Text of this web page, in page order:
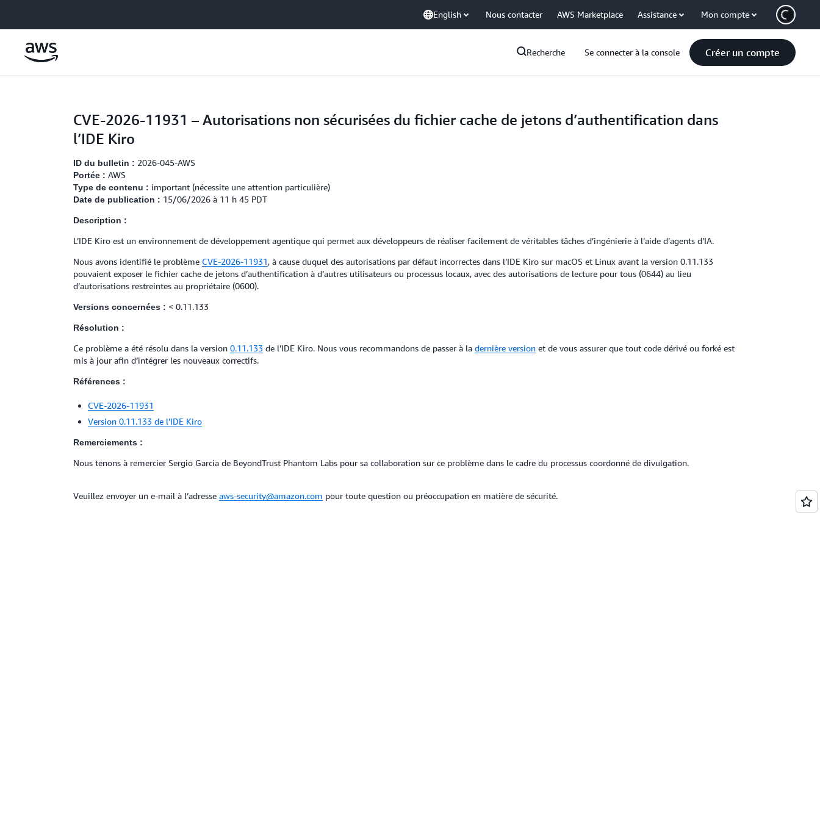
English Nous contacter AWS Marketplace Assistance Mon compte
Recherche Se connecter à la console Créer un compte
CVE-2026-11931 – Autorisations non sécurisées du fichier cache de jetons d’authentification dans
l’IDE Kiro
ID du bulletin : 2026-045-AWS
Portée : AWS
Type de contenu : important (nécessite une attention particulière)
Date de publication : 15/06/2026 à 11 h 45 PDT
Description :
L’IDE Kiro est un environnement de développement agentique qui permet aux développeurs de réaliser facilement de véritables tâches d’ingénierie à l’aide d’agents d’IA.
Nous avons identifié le problème CVE-2026-11931, à cause duquel des autorisations par défaut incorrectes dans l’IDE Kiro sur macOS et Linux avant la version 0.11.133
pouvaient exposer le fichier cache de jetons d’authentification à d’autres utilisateurs ou processus locaux, avec des autorisations de lecture pour tous (0644) au lieu
d’autorisations restreintes au propriétaire (0600).
Versions concernées : < 0.11.133
Résolution :
Ce problème a été résolu dans la version 0.11.133 de l’IDE Kiro. Nous vous recommandons de passer à la dernière version et de vous assurer que tout code dérivé ou forké est
mis à jour afin d’intégrer les nouveaux correctifs.
Références :
CVE-2026-11931
Version 0.11.133 de l’IDE Kiro
Remerciements :
Nous tenons à remercier Sergio Garcia de BeyondTrust Phantom Labs pour sa collaboration sur ce problème dans le cadre du processus coordonné de divulgation.
Veuillez envoyer un e-mail à l’adresse aws-security@amazon.com pour toute question ou préoccupation en matière de sécurité.